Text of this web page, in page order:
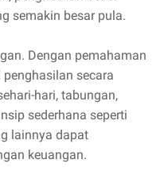
semakin besar pula.
Dengan pemahaman
secara
hari, tabungan,
sederhana seperti
lainnya dapat
keuangan.